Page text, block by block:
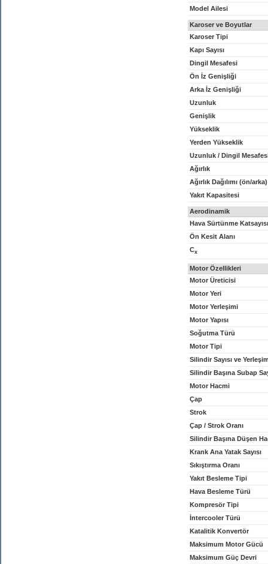
Model Ailesi
Karoser ve Boyutlar
Karoser Tipi
Kapı Sayısı
Dingil Mesafesi
Ön İz Genişliği
Arka İz Genişliği
Uzunluk
Genişlik
Yükseklik
Yerden Yükseklik
Uzunluk / Dingil
Ağırlık
Ağırlık Dağılımı (ön/arka)
Yakıt Kapasitesi
Aerodinamik
Hava Sürtünme Katsayısı
Ön Kesit Alanı
Cx
Motor Özellikleri
Motor Üreticisi
Motor Yeri
Motor Yerleşimi
Motor Yapısı
Soğutma Türü
Motor Tipi
Silindir Sayısı ve
Silindir Başına Subap
Motor Hacmi
Çap
Strok
Çap / Strok Oranı
Silindir Başına Düşen
Krank Ana Yatak Sayısı
Sıkıştırma Oranı
Yakıt Besleme Tipi
Hava Besleme Türü
Kompresör Tipi
İntercooler Türü
Katalitik Konvertör
Maksimum Motor Gücü
Maksimum Güç Devri